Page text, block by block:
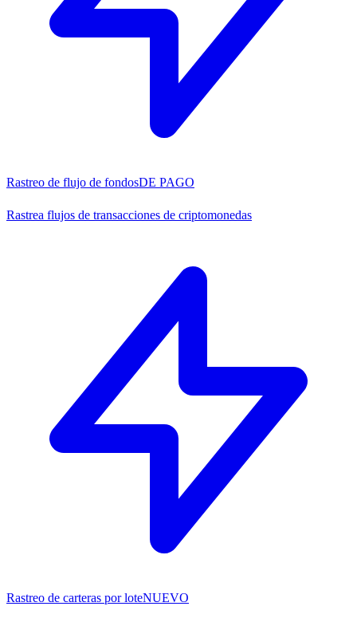
Rastreo de flujo de fondosDE PAGO
Rastrea flujos de transacciones de criptomonedas
Rastreo de carteras por loteNUEVO